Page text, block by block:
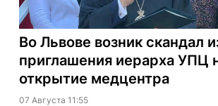
Во Львове возник скандал
приглашения иерарха УПЦ
открытие медцентра
07 Августа 11:55